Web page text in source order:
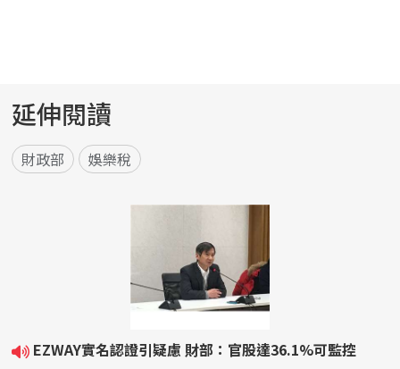
延伸閱讀
財政部 娛樂稅
EZWAY實名認證引疑慮 財部：官股達36.1%可監控